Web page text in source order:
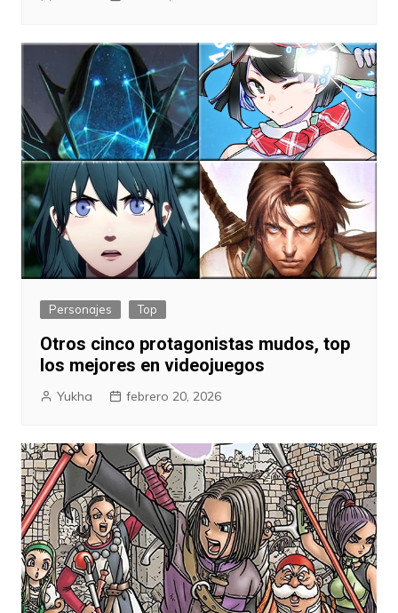
Personajes Top
Otros cinco protagonistas mudos, top
los mejores en videojuegos
Yukha febrero 20, 2026